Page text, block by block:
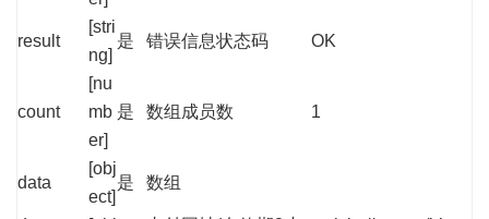
result
[stri
ng]
是 错误信息状态码 OK
count
[nu
mb
er]
是 数组成员数 1
data
[obj
ect]
是 数组